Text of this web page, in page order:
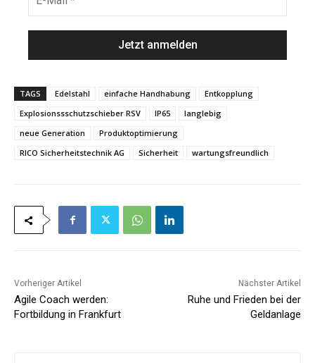
a
M
a
l
TAGS Edelstahl einfache Handhabung
Entkopplung
Explosionssschutzschieber RSV
IP65
langlebig
neue Generation
Produktoptimierung
RICO Sicherheitstechnik AG
Sicherheit wartungsfreundlich
Vorheriger Artikel
Agile Coach werden:
Fortbildung in Frankfurt
Nächster Artikel
Ruhe und Frieden bei der
Geldanlage